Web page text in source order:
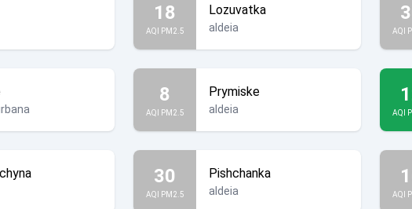
18
AQI PM2.5
Lozuvatka
aldeia AQI
8
AQI PM2.5
Prymiske
aldeia AQI
30
AQI PM2.5
Pishchanka
aldeia AQI